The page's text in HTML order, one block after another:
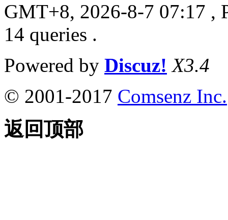
GMT+8, 2026-8-7 07:17 ,
14 queries .
Powered by Discuz! X3.4
© 2001-2017 Comsenz Inc.
返回顶部